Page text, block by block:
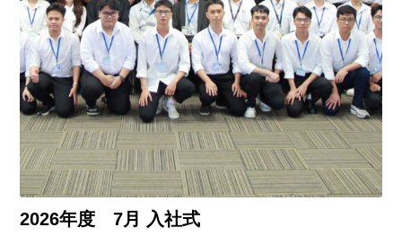
2026年度 7月 入社式